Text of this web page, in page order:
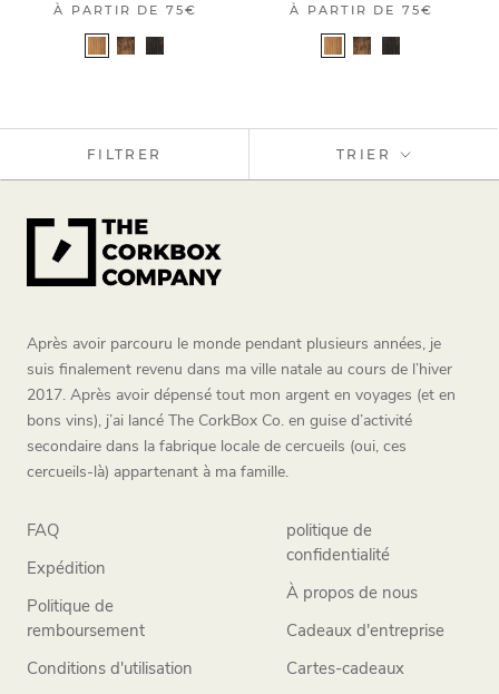
À PARTIR DE 75€
À PARTIR DE 75€
FILTRER TRIER
Après avoir parcouru le monde pendant plusieurs années, je
suis finalement revenu dans ma ville natale au cours de l’hiver
2017. Après avoir dépensé tout mon argent en voyages (et en
bons vins), j’ai lancé The CorkBox Co. en guise d’activité
secondaire dans la fabrique locale de cercueils (oui, ces
cercueils-là) appartenant à ma famille.
FAQ
Expédition
Politique de
remboursement
Conditions d'utilisation
politique de
confidentialité
À propos de nous
Cadeaux d'entreprise
Cartes-cadeaux